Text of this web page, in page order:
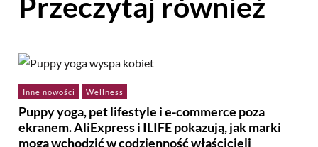
Inne nowości Wellness
Puppy yoga, pet lifestyle i e-commerce poza
ekranem. AliExpress i ILIFE pokazują, jak marki
mogą wchodzić w codzienność właścicieli